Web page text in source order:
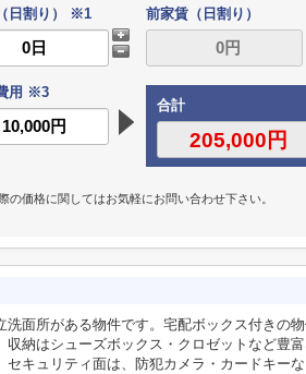
日割り） ※1 前家賃（日割り）
用 ※3
合計
価格に関してはお気軽にお問い合わせ下さい。
面所がある物件です。宅配ボックス付きの
納はシューズボックス・クロゼットなど豊
セキュリティ面は、防犯カメラ・カードキー